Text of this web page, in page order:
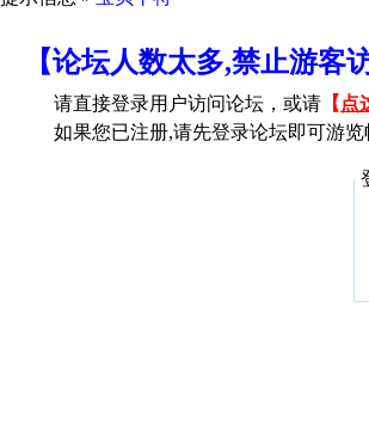
【论坛人数太多,禁止游
请直接登录用户访问论坛，或请 【 点
如果您已注册,请先登录论坛即可游览